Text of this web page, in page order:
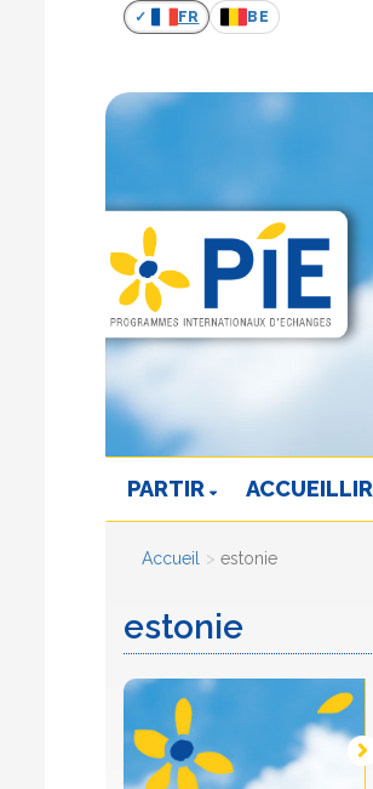
FR BE
PARTIR ACCUEILLIR
Accueil estonie
estonie